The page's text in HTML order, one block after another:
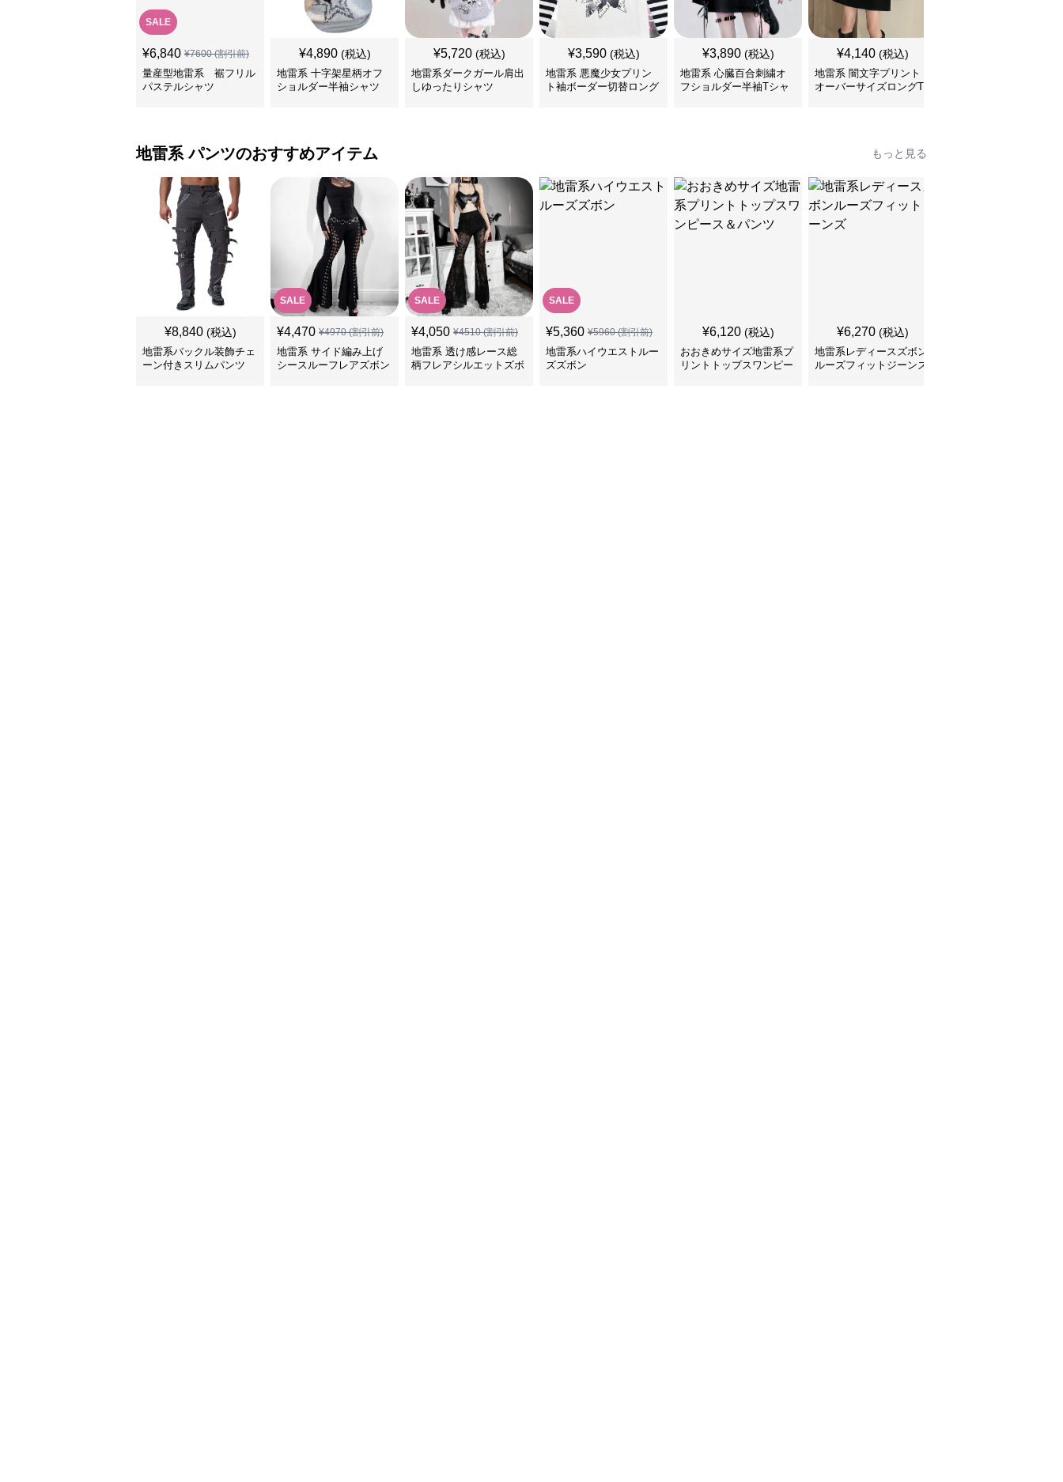
SALE
¥6,840 ¥7600(割引前)
量産型地雷系 裾フリル
パステルシャツ
¥4,890 (税込)
地雷系 十字架星柄オフ
ショルダー半袖シャツ
¥5,720 (税込)
地雷系ダークガール肩出
しゆったりシャツ
¥3,590 (税込)
地雷系 悪魔少女プリン
ト袖ボーダー切替ロング
¥3,890 (税込)
地雷系 心臓百合刺繍オ
フショルダー半袖Tシャ
¥4,140 (税込)
地雷系 闇文字プリント
オーバーサイズロングT
地雷系 パンツのおすすめアイテム もっと見る
¥8,840 (税込)
地雷系バックル装飾チェ
ーン付きスリムパンツ
SALE
¥4,470 ¥4970(割引前)
地雷系 サイド編み上げ
シースルーフレアズボン
SALE
¥4,050 ¥4510(割引前)
地雷系 透け感レース総
柄フレアシルエットズボ
SALE
¥5,360 ¥5960(割引前)
地雷系ハイウエストルー
ズズボン
¥6,120 (税込)
おおきめサイズ地雷系プ
リントトップスワンピー
¥6,270 (税込)
地雷系レディースズボン
ルーズフィットジーンズ